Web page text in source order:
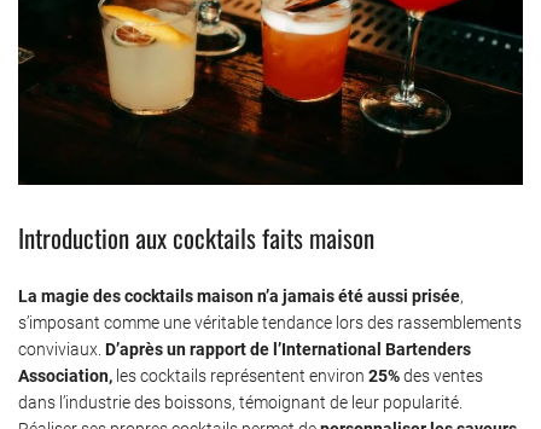
Introduction aux cocktails faits maison
La magie des cocktails maison n’a jamais été aussi prisée,
s’imposant comme une véritable tendance lors des rassemblements
conviviaux. D’après un rapport de l’International Bartenders
Association, les cocktails représentent environ 25%des ventes
dans l’industrie des boissons, témoignant de leur popularité.